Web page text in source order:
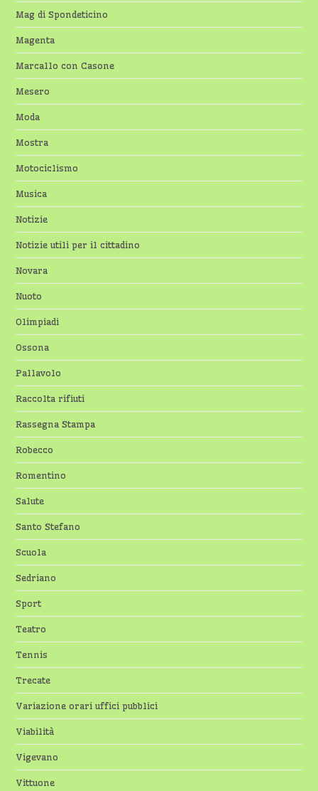
Mag di Spondeticino
Magenta
Marcallo con Casone
Mesero
Moda
Mostra
Motociclismo
Musica
Notizie
Notizie utili per il cittadino
Novara
Nuoto
Olimpiadi
Ossona
Pallavolo
Raccolta rifiuti
Rassegna Stampa
Robecco
Romentino
Salute
Santo Stefano
Scuola
Sedriano
Sport
Teatro
Tennis
Trecate
Variazione orari uffici pubblici
Viabilità
Vigevano
Vittuone